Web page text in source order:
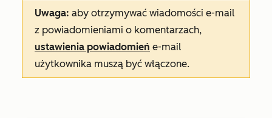
Uwaga: aby otrzymywać wiadomości e-mail
z powiadomieniami o komentarzach,
ustawienia powiadomień e-mail
użytkownika muszą być włączone.